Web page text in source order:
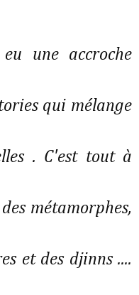
une accroche
qui mélange
. C'est tout à
métamorphes,
et des djinns ....